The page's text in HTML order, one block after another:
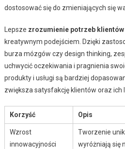
dostosować się do zmieniających się
Lepsze zrozumienie potrzeb klientów
kreatywnym podejściem. Dzięki
burza mózgów czy design thinking,
uchwycić oczekiwania i pragnienia
produkty i usługi są bardziej
zwiększa satysfakcję klientów oraz ich
Korzyść Opis
Wzrost
innowacyjności
Tworzenie
wyróżniają się